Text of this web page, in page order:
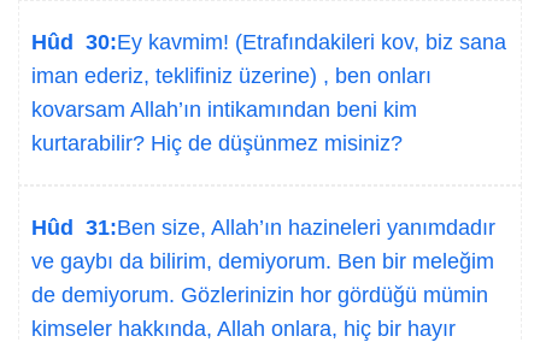
Hûd 30:Ey kavmim! (Etrafındakileri kov, biz sana
iman ederiz, teklifiniz üzerine) , ben onları
kovarsam Allah’ın intikamından beni kim
kurtarabilir? Hiç de düşünmez misiniz?
Hûd 31:Ben size, Allah’ın hazineleri yanımdadır
ve gaybı da bilirim, demiyorum. Ben bir meleğim
de demiyorum. Gözlerinizin hor gördüğü mümin
kimseler hakkında, Allah onlara, hiç bir hayır